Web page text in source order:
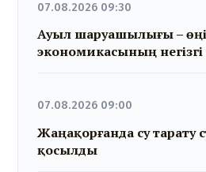
07.08.2026 09:30
Ауыл шаруашылығы –
экономикасының негізгі
07.08.2026 09:00
Жаңақорғанда су тарату
қосылды